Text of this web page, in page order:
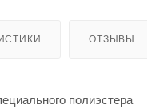
ОТЗЫВЫ
полиэстера